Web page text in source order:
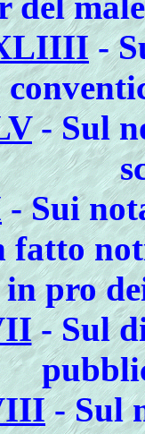
-
- Sul
- Sui
fatto
pro
- Sul
- Sul